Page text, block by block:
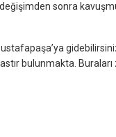
sonra
bulunmakta.